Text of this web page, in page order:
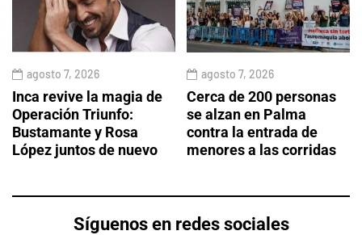
agosto 7, 2026
Inca revive la magia de
Operación Triunfo:
Bustamante y Rosa
López juntos de nuevo
agosto 7, 2026
Cerca de 200 personas
se alzan en Palma
contra la entrada de
menores a las corridas
Síguenos en redes sociales